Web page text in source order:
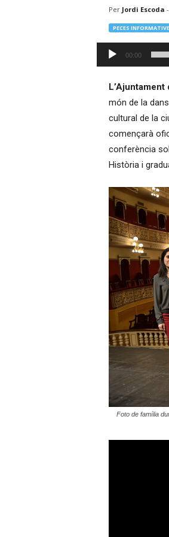
Per Jordi Escoda -
PECES
Reproductor
d'àudio
00:00
L’Ajuntament
món de la
cultural de la
començarà
conferència
Història i
Foto de família